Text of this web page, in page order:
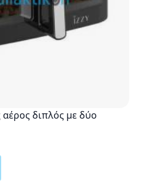
διπλός με δύο